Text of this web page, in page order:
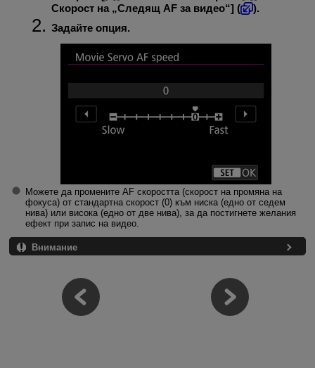
Скорост на „Следящ AF за видео“] (
).
Задайте опция.
Можете да промените AF скоростта (скорост на промяна на
фокуса) от стандартна скорост (0) към ниска (едно от седем
нива) или висока (едно от две нива), за да постигнете желания
ефект при запис на видео.
Внимание